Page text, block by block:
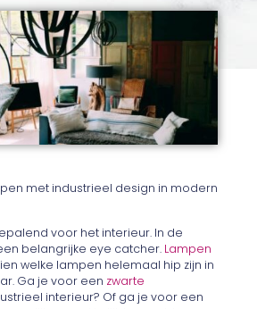
voor het interieur. In de
belangrijke eye catcher. Lampen
welke lampen helemaal hip zijn in
Ga je voor een zwarte
interieur? Of ga je voor een